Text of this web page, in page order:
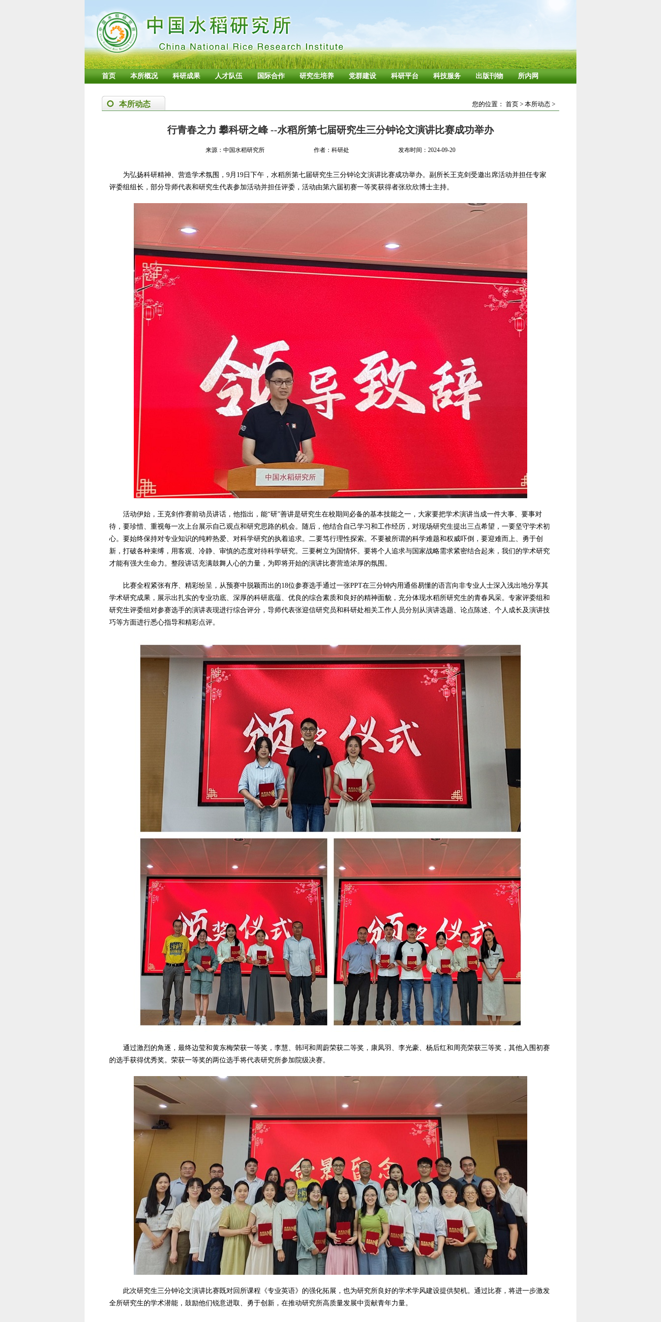
首页 本所概况 科研成果 人才队伍 国际合作 研究生培养 党群建设 科研平台 科技服务 出版刊物 所内网
本所动态 您的位置： 首页 > 本所动态 >
行青春之力 攀科研之峰 --水稻所第七届研究生三分钟论文演讲比赛成功举办
来源：中国水稻研究所 作者：科研处 发布时间：2024-09-20
为弘扬科研精神、营造学术氛围，9月19日下午，水稻所第七届研究生三分钟论文演讲比赛成功举办。副所长王克剑受邀出席活动并担任专家
评委组组长，部分导师代表和研究生代表参加活动并担任评委，活动由第六届初赛一等奖获得者张欣欣博士主持。
活动伊始，王克剑作赛前动员讲话，他指出，能“研”善讲是研究生在校期间必备的基本技能之一，大家要把学术演讲当成一件大事、要事对
待，要珍惜、重视每一次上台展示自己观点和研究思路的机会。随后，他结合自己学习和工作经历，对现场研究生提出三点希望，一要坚守学术初
心。要始终保持对专业知识的纯粹热爱、对科学研究的执着追求。二要笃行理性探索。不要被所谓的科学难题和权威吓倒，要迎难而上、勇于创
新，打破各种束缚，用客观、冷静、审慎的态度对待科学研究。三要树立为国情怀。要将个人追求与国家战略需求紧密结合起来，我们的学术研究
才能有强大生命力。整段讲话充满鼓舞人心的力量，为即将开始的演讲比赛营造浓厚的氛围。
比赛全程紧张有序、精彩纷呈，从预赛中脱颖而出的18位参赛选手通过一张PPT在三分钟内用通俗易懂的语言向非专业人士深入浅出地分享其
学术研究成果，展示出扎实的专业功底、深厚的科研底蕴、优良的综合素质和良好的精神面貌，充分体现水稻所研究生的青春风采。专家评委组和
研究生评委组对参赛选手的演讲表现进行综合评分，导师代表张迎信研究员和科研处相关工作人员分别从演讲选题、论点陈述、个人成长及演讲技
巧等方面进行悉心指导和精彩点评。
通过激烈的角逐，最终边莹和黄东梅荣获一等奖，李慧、韩珂和周蔚荣获二等奖，康凤羽、李光豪、杨后红和周亮荣获三等奖，其他入围初赛
的选手获得优秀奖。荣获一等奖的两位选手将代表研究所参加院级决赛。
此次研究生三分钟论文演讲比赛既对回所课程《专业英语》的强化拓展，也为研究所良好的学术学风建设提供契机。通过比赛，将进一步激发
全所研究生的学术潜能，鼓励他们锐意进取、勇于创新，在推动研究所高质量发展中贡献青年力量。